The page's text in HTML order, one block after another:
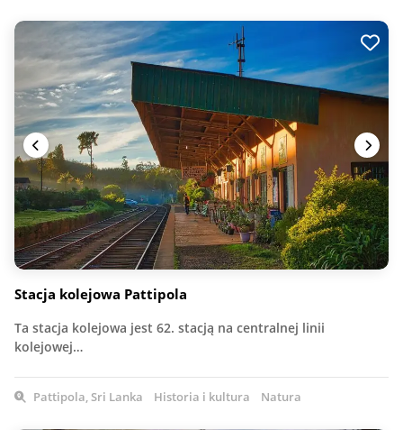
Stacja kolejowa Pattipola
Ta stacja kolejowa jest 62. stacją na centralnej linii
kolejowej…
Pattipola, Sri Lanka Historia i kultura Natura